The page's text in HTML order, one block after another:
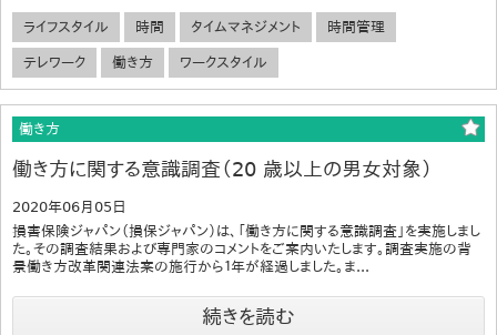
ライフスタイル 時間 タイムマネジメント 時間管理
テレワーク 働き方 ワークスタイル
働き方
働き方に関する意識調査（20 歳以上の男女対象）
2020年06月05日
損害保険ジャパン（損保ジャパン）は、「働き方に関する意識調査」を実施しまし
た。その調査結果および専門家のコメントをご案内いたします。調査実施の背
景働き方改革関連法案の施行から１年が経過しました。ま...
続きを読む